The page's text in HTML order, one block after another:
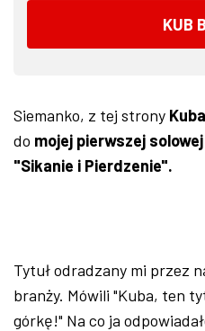
KUB
Siemanko, z tej strony
do mojej pierwszej
"Sikanie i Pierdzenie".
Tytuł odradzany mi przez
branży. Mówili "Kuba, ten
górkę!" Na co ja